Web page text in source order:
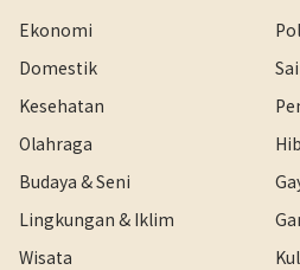
Ekonomi
Domestik
Kesehatan
Olahraga
Budaya & Seni
Lingkungan & Iklim
Wisata